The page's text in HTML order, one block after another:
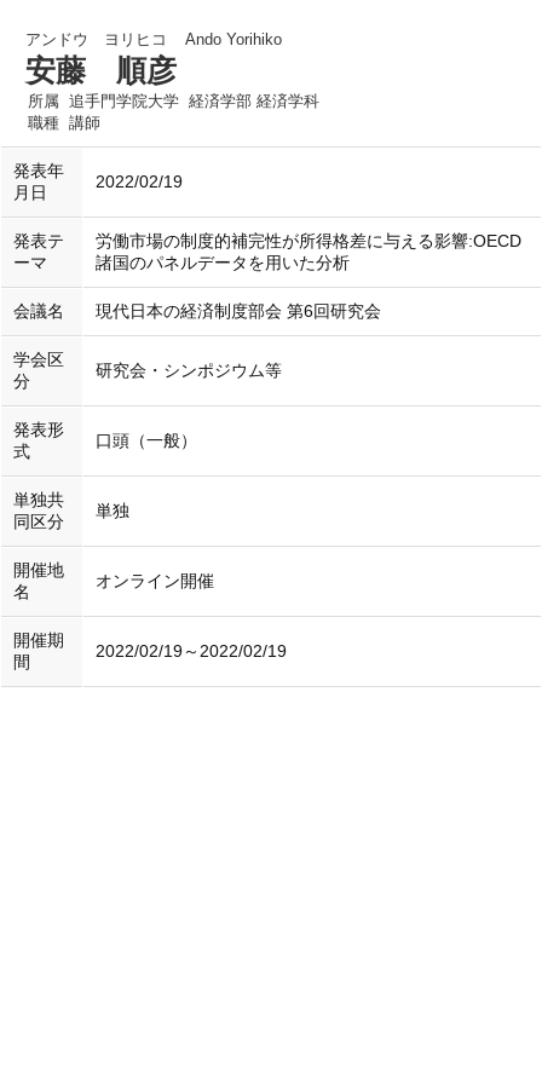
アンドウ ヨリヒコ Ando Yorihiko
安藤 順彦
所属 追手門学院大学 経済学部 経済学科
職種 講師
発表年
月日
2022/02/19
発表テ
ーマ
労働市場の制度的補完性が所得格差に与える影響:OECD
諸国のパネルデータを用いた分析
会議名 現代日本の経済制度部会 第6回研究会
学会区
分
研究会・シンポジウム等
発表形
式
口頭（一般）
単独共
同区分
単独
開催地
名
オンライン開催
開催期
間
2022/02/19～2022/02/19